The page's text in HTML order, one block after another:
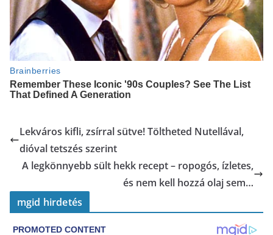
Lekváros kifli, zsírral sütve! Töltheted Nutellával,
dióval tetszés szerint
A legkönnyebb sült hekk recept – ropogós, ízletes,
és nem kell hozzá olaj sem…
mgid hirdetés